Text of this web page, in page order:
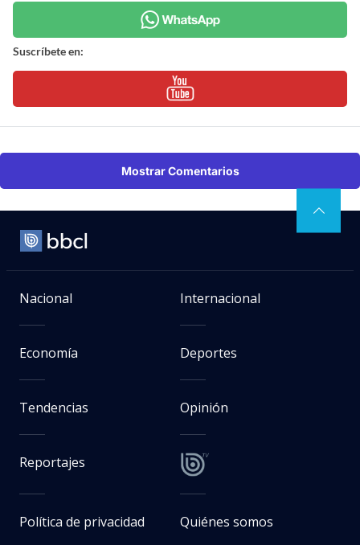
Suscríbete en:
Mostrar Comentarios
Nacional Internacional
Economía Deportes
Tendencias Opinión
Reportajes
Política de privacidad Quiénes somos